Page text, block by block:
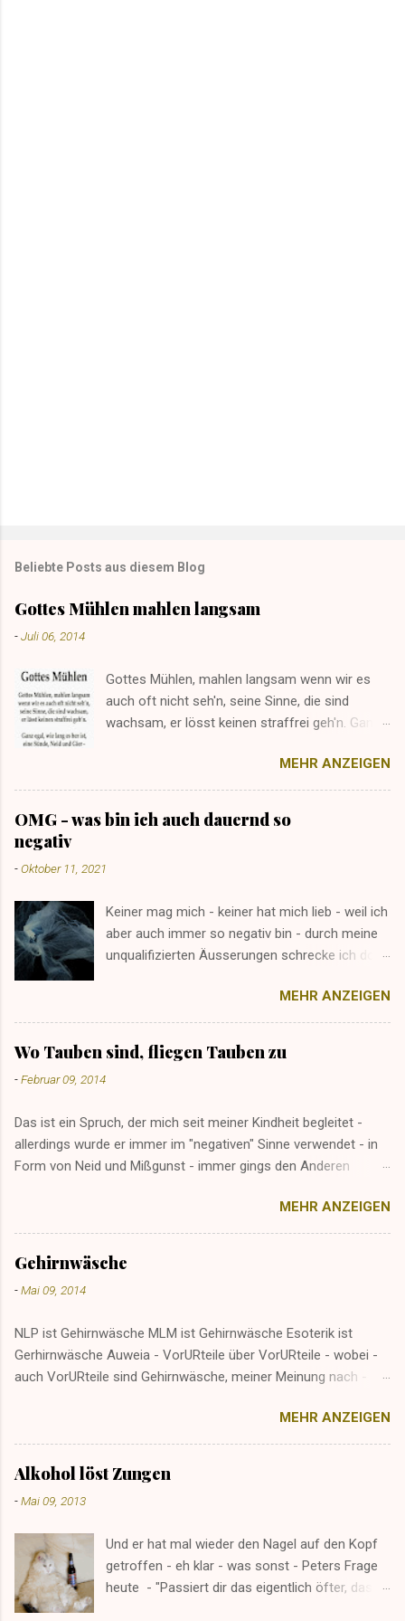
Beliebte Posts aus diesem Blog
Gottes Mühlen mahlen langsam
-Juli 06, 2014
Gottes Mühlen, mahlen langsam wenn wir es
auch oft nicht seh'n, seine Sinne, die sind
wachsam, er lösst keinen straffrei geh'n. Ganz
Gier - irgendwann, da kriegt ein jeder seinen
Lohn, das glaube mir. © Norbert van Tiggelen
MEHR ANZEIGEN
OMG - was bin ich auch dauernd so
negativ
-Oktober 11, 2021
Keiner mag mich - keiner hat mich lieb - weil ich
aber auch immer so negativ bin - durch meine
unqualifizierten Äusserungen schrecke ich doch
sollte mich schlichtweg verbieten - naja,
blockieren geht zur Not auch.
MEHR ANZEIGEN
Wo Tauben sind, fliegen Tauben zu
-Februar 09, 2014
Das ist ein Spruch, der mich seit meiner Kindheit begleitet -
allerdings wurde er immer im "negativen" Sinne verwendet - in
Form von Neid und Mißgunst - immer gings den Anderen
armen Opfer - wenns aus Sicht meiner Eltern ging. Bei mir
bewahrheitet sich der Spruch grad in umgekehrter Richtung -
und ich finds so viel grenz.genialer. Da gibts nen Mann beim
Flohmarkt, der mich imemr wieder anquatscht - schon aus
Punschzeiten - aber nicht so wirklich - er dürft nicht so recht
MEHR ANZEIGEN
Gehirnwäsche
-Mai 09, 2014
NLP ist Gehirnwäsche MLM ist Gehirnwäsche Esoterik ist
Gerhirnwäsche Auweia - VorURteile über VorURteile - wobei -
auch VorURteile sind Gehirnwäsche, meiner Meinung nach -
selbst, sondern weil sie jemand "eingepflanzt" hat.MEHR ANZEIGEN
Alkohol löst Zungen
-Mai 09, 2013
Und er hat mal wieder den Nagel auf den Kopf
getroffen - eh klar - was sonst - Peters Frage
heute - "Passiert dir das eigentlich öfter, dass